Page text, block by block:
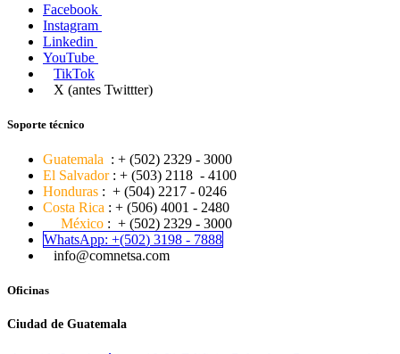
Facebook
Instagram
Linkedin
YouTube
TikTok
X (antes Twittter)
Soporte técnico
Guatemala : + (502) 2329 - 3000
El Salvador: + (503) 2118 - 4100
Honduras : + (504) 2217 - 0246
Costa Rica : + (506) 4001 - 2480
México : + (502) 2329 - 3000
WhatsApp: +(502) 3198 - 7888
info@comnetsa.com
Oficinas
Ciudad de Guatemala